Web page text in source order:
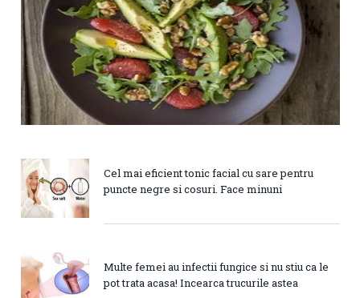
Cel mai eficient tonic facial cu sare pentru
puncte negre si cosuri. Face minuni
Multe femei au infectii fungice si nu stiu ca le
pot trata acasa! Incearca trucurile astea